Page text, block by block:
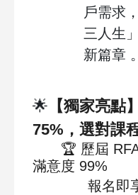
戶需求
三人生
新篇章 。
🌟 【獨家亮點
75%，選對課
🏆 歷屆
滿意度 99%
報名即享三